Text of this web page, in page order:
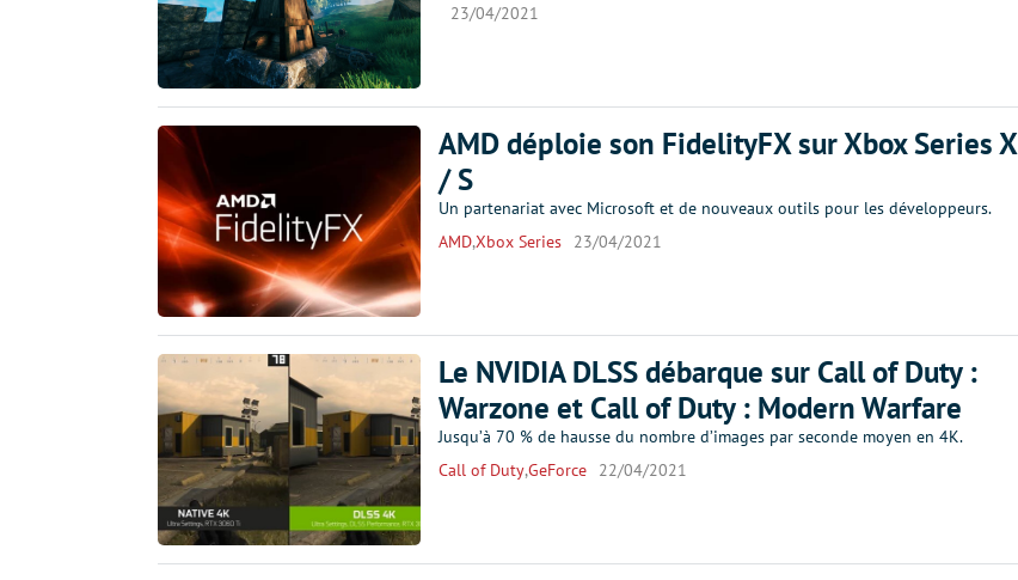
23/04/2021
AMD déploie son FidelityFX sur Xbox Series X
/ S
Un partenariat avec Microsoft et de nouveaux outils pour les développeurs.
AMD,Xbox Series 23/04/2021
Le NVIDIA DLSS débarque sur Call of Duty :
Warzone et Call of Duty : Modern Warfare
Jusqu’à 70 % de hausse du nombre d’images par seconde moyen en 4K.
Call of Duty,GeForce 22/04/2021